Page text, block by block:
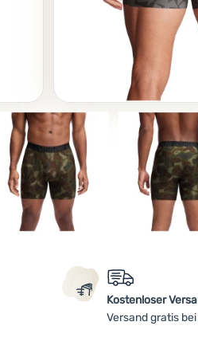
Kostenloser
Versand gratis